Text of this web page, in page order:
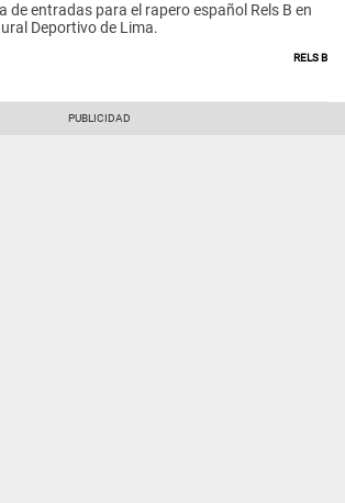
de entradas para el rapero español Rels B en
Deportivo de Lima.
Rels B